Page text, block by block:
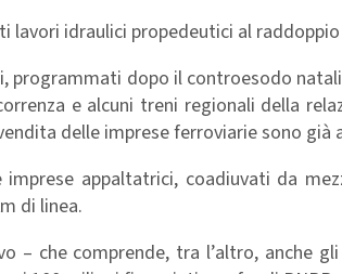
lavori idraulici propedeutici al
programmati dopo il controesodo
e alcuni treni regionali della
delle imprese ferroviarie sono già
appaltatrici, coadiuvati da
di linea.
– che comprende, tra l’altro, anche